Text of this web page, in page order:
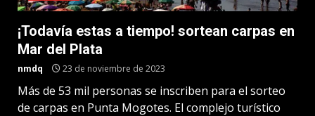
¡Todavía estas a tiempo! sortean carpas en
Mar del Plata
nmdq 23 de noviembre de 2023
Más de 53 mil personas se inscriben para el sorteo
de carpas en Punta Mogotes. El complejo turístico